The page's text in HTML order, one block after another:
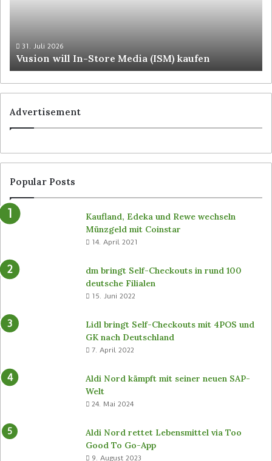
31. Juli 2026
Vusion will In-Store Media (ISM) kaufen
Advertisement
Popular Posts
Kaufland, Edeka und Rewe wechseln
Münzgeld mit Coinstar
14. April 2021
dm bringt Self-Checkouts in rund 100
deutsche Filialen
15. Juni 2022
Lidl bringt Self-Checkouts mit 4POS und
GK nach Deutschland
7. April 2022
Aldi Nord kämpft mit seiner neuen SAP-
Welt
24. Mai 2024
Aldi Nord rettet Lebensmittel via Too
Good To Go-App
9. August 2023